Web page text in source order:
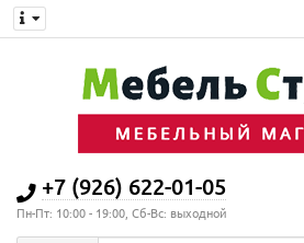
+7 (926) 622-01-05
Пн-Пт: 10:00 - 19:00, Сб-Вс: выходной